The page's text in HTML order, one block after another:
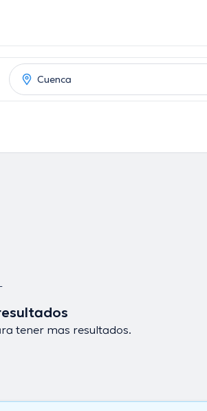
tener mas resultados.